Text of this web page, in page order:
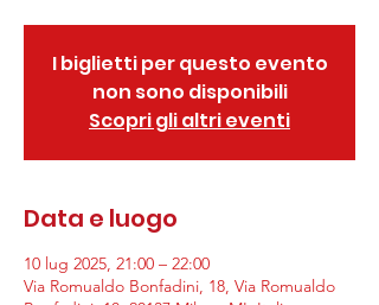
I biglietti per questo evento
non sono disponibili
Scopri gli altri eventi
Data e luogo
10 lug 2025, 21:00 – 22:00
Via Romualdo Bonfadini, 18, Via Romualdo